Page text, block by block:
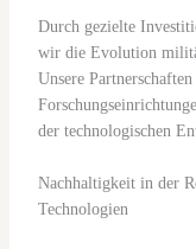
Durch gezielte
wir die Evolution
Unsere
der technologischen
Nachhaltigkeit in der
Technologien